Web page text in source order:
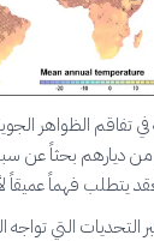
تفاقم الظواهر
ديارهم بحثاً عن
يتطلب فهماً عميقاً
التي تواجه